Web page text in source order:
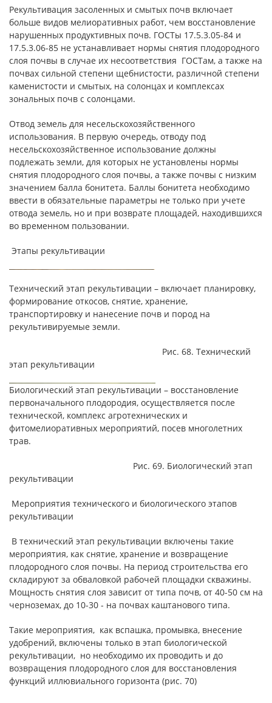
Рекультивация засоленных и смытых почв включает
больше видов мелиоративных работ, чем восстановление
нарушенных продуктивных почв. ГОСТы 17.5.3.05-84 и
17.5.3.06-85 не устанавливает нормы снятия плодородного
слоя почвы в случае их несоответствия ГОСТам, а также на
почвах сильной степени щебнистости, различной степени
каменистости и смытых, на солонцах и комплексах
зональных почв с солонцами.
Отвод земель для несельскохозяйственного
использования. В первую очередь, отводу под
несельскохозяйственное использование должны
подлежать земли, для которых не установлены нормы
снятия плодородного слоя почвы, а также почвы с низким
значением балла бонитета. Баллы бонитета необходимо
ввести в обязательные параметры не только при учете
отвода земель, но и при возврате площадей, находившихся
во временном пользовании.
Этапы рекультивации
Технический этап рекультивации – включает планировку,
формирование откосов, снятие, хранение,
транспортировку и нанесение почв и пород на
рекультивируемые земли.
Рис. 68. Технический
этап рекультивации
Биологический этап рекультивации – восстановление
первоначального плодородия, осуществляется после
технической, комплекс агротехнических и
фитомелиоративных мероприятий, посев многолетних
трав.
Рис. 69. Биологический этап
рекультивации
Мероприятия технического и биологического этапов
рекультивации
В технический этап рекультивации включены такие
мероприятия, как снятие, хранение и возвращение
плодородного слоя почвы. На период строительства его
складируют за обваловкой рабочей площадки скважины.
Мощность снятия слоя зависит от типа почв, от 40-50 см на
черноземах, до 10-30 - на почвах каштанового типа.
Такие мероприятия, как вспашка, промывка, внесение
удобрений, включены только в этап биологической
рекультивации, но необходимо их проводить и до
возвращения плодородного слоя для восстановления
функций иллювиального горизонта (рис. 70)